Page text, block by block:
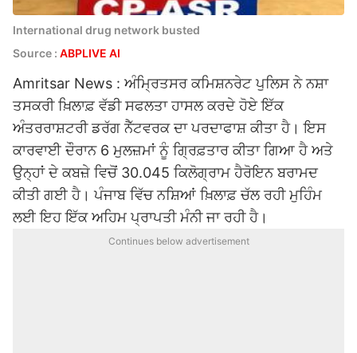
International drug network busted
Source : ABPLIVE AI
Amritsar News : ਅੰਮ੍ਰਿਤਸਰ ਕਮਿਸ਼ਨਰੇਟ ਪੁਲਿਸ ਨੇ ਨਸ਼ਾ
ਤਸਕਰੀ ਖ਼ਿਲਾਫ਼ ਵੱਡੀ ਸਫਲਤਾ ਹਾਸਲ ਕਰਦੇ ਹੋਏ ਇੱਕ
ਅੰਤਰਰਾਸ਼ਟਰੀ ਡਰੱਗ ਨੈੱਟਵਰਕ ਦਾ ਪਰਦਾਫਾਸ਼ ਕੀਤਾ ਹੈ। ਇਸ
ਕਾਰਵਾਈ ਦੌਰਾਨ 6 ਮੁਲਜ਼ਮਾਂ ਨੂੰ ਗ੍ਰਿਫ਼ਤਾਰ ਕੀਤਾ ਗਿਆ ਹੈ ਅਤੇ
ਉਨ੍ਹਾਂ ਦੇ ਕਬਜ਼ੇ ਵਿਚੋਂ 30.045 ਕਿਲੋਗ੍ਰਾਮ ਹੈਰੋਇਨ ਬਰਾਮਦ
ਕੀਤੀ ਗਈ ਹੈ। ਪੰਜਾਬ ਵਿੱਚ ਨਸ਼ਿਆਂ ਖ਼ਿਲਾਫ਼ ਚੱਲ ਰਹੀ ਮੁਹਿੰਮ
ਲਈ ਇਹ ਇੱਕ ਅਹਿਮ ਪ੍ਰਾਪਤੀ ਮੰਨੀ ਜਾ ਰਹੀ ਹੈ।
Continues below advertisement